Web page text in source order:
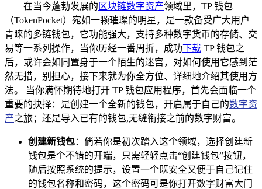
在当今蓬勃发展的 区块链数字资产领域里，TP 钱包
（TokenPocket）宛如一颗璀璨的明星，是一款备受广大用户
青睐的多链钱包，它功能强大，支持多种数字货币的存储、交
易等一系列操作，当你历经一番周折，成功下载 TP 钱包之
后，或许会如同置身于一个陌生的迷宫，对如何使用它感到茫
然无措，别担心，接下来就为你全方位、详细地介绍其使用方
法。 当你满怀期待地打开 TP 钱包应用程序，首先会面临一个
重要的抉择：是创建一个全新的钱包，开启属于自己的数字资
产之旅；还是导入已有的钱包,无缝衔接之前的数字财富。
创建新钱包：倘若你是初次踏入这个领域，选择创建新
钱包是个不错的开端，只需轻轻点击“创建钱包”按钮，
随后按照系统的提示，设置一个既安全又便于自己记住
的钱包名称和密码，这个密码可是你打开数字财富大门